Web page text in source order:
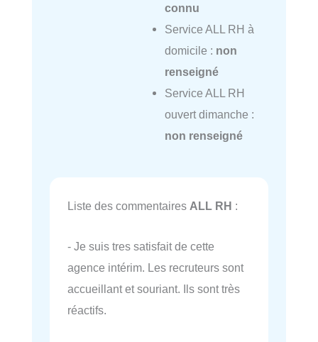
connu
Service ALL RH à
domicile : non
renseigné
Service ALL RH
ouvert dimanche :
non renseigné
Liste des commentaires ALL RH :
- Je suis tres satisfait de cette
agence intérim. Les recruteurs sont
accueillant et souriant. Ils sont très
réactifs.